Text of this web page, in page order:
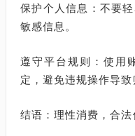
保护个人信息：不要
敏感信息。
遵守平台规则：使用
定，避免违规操作导致
结语：理性消费，合法